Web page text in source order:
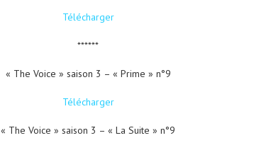
Télécharger
******
« The Voice » saison 3 – « Prime » n°9
Télécharger
« The Voice » saison 3 – « La Suite » n°9